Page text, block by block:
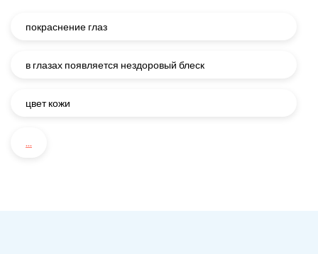
покраснение глаз
в глазах появляется нездоровый блеск
цвет кожи
...